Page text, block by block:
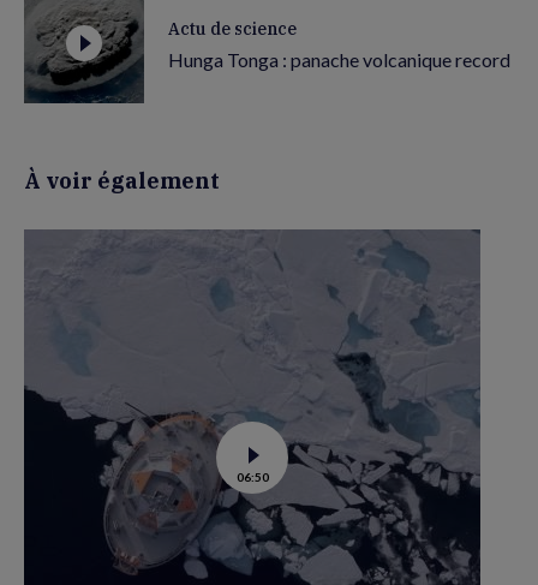
Actu de science
Hunga Tonga : panache volcanique record
À voir également
Voir
la
vidéo
de
Tara
Polar
station
:
06:50